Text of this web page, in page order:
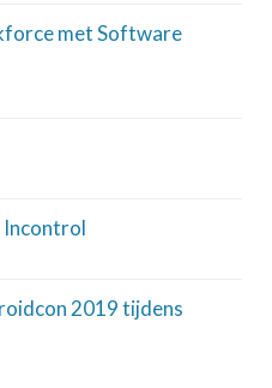
met Software
Incontrol
2019 tijdens